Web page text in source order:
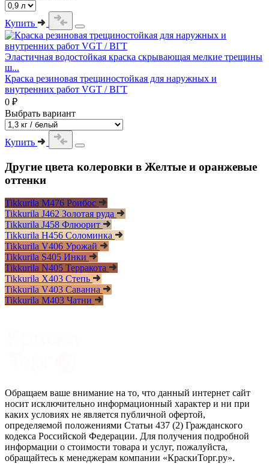
Купить
Эластичная водостойкая краска скрывающая мелкие трещины
ш...
Краска резиновая трещиностойкая для наружных и
внутренних работ VGT / ВГТ
0 ₽
Выбрать вариант
Купить
Другие цвета колеровки в Желтые и оранжевые
оттенки
Tikkurila M476 Роибос
Tikkurila J462 Золотая руда
Tikkurila J458 Флюорит
Tikkurila H456 Соломинка
Tikkurila V406 Урожай
Tikkurila S405 Инки
Tikkurila N405 Терракота
Tikkurila X403 Степь
Tikkurila V403 Саванна
Tikkurila M403 Чатни
Обращаем ваше внимание на то, что данный интернет сайт
носит исключительно информационный характер и ни при
каких условиях не является публичной офертой,
определяемой положениями Статьи 437 (2) Гражданского
кодекса Российской Федерации. Для получения подробной
информации о стоимости товара и услуг, пожалуйста,
обращайтесь к менеджерам компании «КраскиТорг.ру».